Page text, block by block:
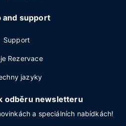
and support
Support
Rezervace
jazyky
odběru newsletteru
a speciálních nabídkách!